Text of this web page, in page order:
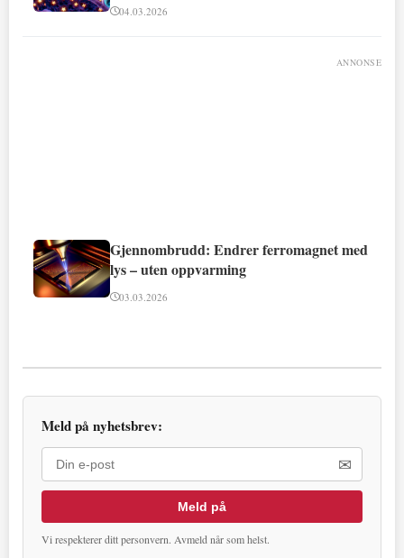
04.03.2026
ANNONSE
Gjennombrudd: Endrer ferromagnet med
lys – uten oppvarming
03.03.2026
Meld på nyhetsbrev:
✉
Meld på
Vi respekterer ditt personvern. Avmeld når som helst.